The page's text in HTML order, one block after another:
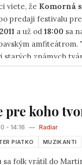
viete, že Komorná
predaji festivalu
a už od 18:00 sa
starých známych
pre koho
- 14:16 — Radiar
PIATKO MUZIKANTI
sa folk vrátil do